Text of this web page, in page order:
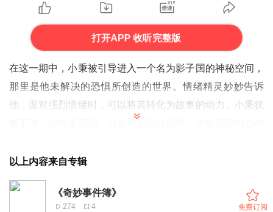
打开APP 收听完整版
在这一期中，小秉被引导进入一个名为影子国的神秘空间，
那里是他未解决的恐惧所创造的世界。情绪精灵妙妙告诉
他，面对强烈情绪时，可以将其转化为故事的动力。小秉犹
未知和挑战的冒险。究竟他能否克服自己的恐惧，获得勇气
徽章？
00:02:04:勇敢追寻光明：探索神秘衣柜的冒险之旅
以上内容来自专辑
《奇妙事件簿》
274 4 免费订阅